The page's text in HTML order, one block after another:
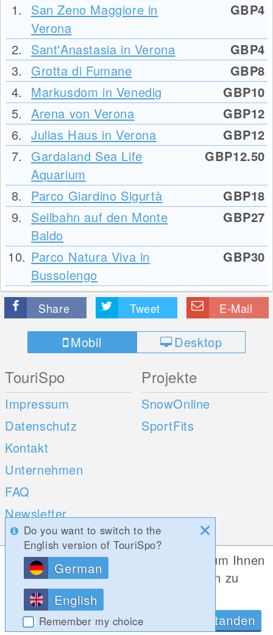
1.
San Zeno Maggiore in
Verona
GBP4
2. Sant'Anastasia in Verona
GBP4
3.
Grotta di Fumane
GBP8
4.
Markusdom in Venedig
GBP10
5. Arena von Verona
GBP12
6. Julias Haus in Verona
GBP12
7.
Gardaland Sea Life
Aquarium
GBP12.50
8. Parco Giardino Sigurtà
GBP18
9.
Seilbahn auf den Monte
Baldo
GBP27
10. Parco Natura Viva in
Bussolengo
GBP30
Share Tweet E-Mail
Mobil Desktop
TouriSpo
Impressum
Datenschutz
Kontakt
Unternehmen
FAQ
Newsletter
Umfragen
Projekte
SnowOnline
SportFits
Mobile Apps
Android
Social Web
Do you want to switch to the
English version of TouriSpo?
German
English
Remember my choice
Diese Website verwendet Cookies, um Ihnen
die bestmögliche Funktionalität bieten zu
können.
Datenschutzrichtlinien
OK, Verstanden